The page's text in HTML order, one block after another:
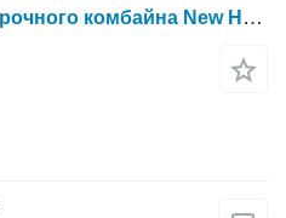
Звездочка для зерноуборочного комбайна New Holland CR9090